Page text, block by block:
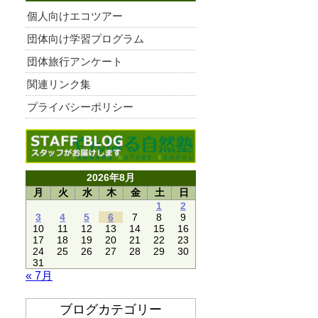
個人向けエコツアー
団体向け学習プログラム
団体旅行アンケート
関連リンク集
プライバシーポリシー
2026年8月
月
火 水 木 金 土
日
1
2
3
4 5 6 7 8
9
10
11 12 13 14 15
16
17
18 19 20 21 22
23
24
25 26 27 28 29
30
31
« 7月
ブログカテゴリー